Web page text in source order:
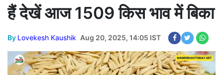
हैं देखें आज 1509 किस भाव में बिका
By Lovekesh Kaushik Aug 20, 2025, 14:05 IST